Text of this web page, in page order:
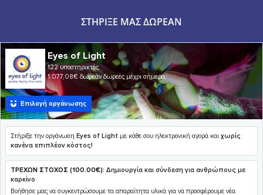
ΣΤΉΡΙΞΕ ΜΑΣ ΔΩΡΕΆΝ